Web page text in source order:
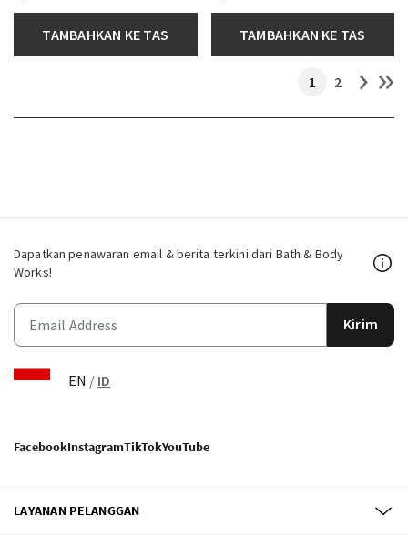
TAMBAHKAN KE TAS TAMBAHKAN KE TAS
1 2
Dapatkan penawaran email & berita terkini dari Bath & Body
Works!
Kirim
EN / ID
FacebookInstagramTikTokYouTube
LAYANAN PELANGGAN